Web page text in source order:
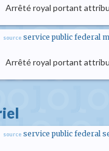
Arrêté royal portant
source service public federal
Arrêté royal portant
source service public federal